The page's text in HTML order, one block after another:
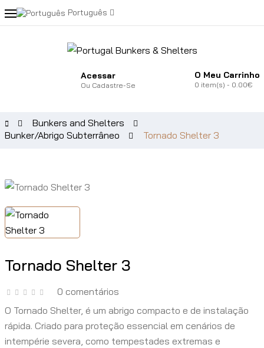
Português
Acessar
Ou Cadastre-Se
O Meu Carrinho
0 item(s) - 0.00€
Bunkers and Shelters
Bunker/Abrigo Subterrâneo
Tornado Shelter 3
Tornado Shelter 3
0 comentários
O Tornado Shelter, é um abrigo compacto e de instalação
rápida. Criado para proteção essencial em cenários de
intempérie severa, como tempestades extremas e